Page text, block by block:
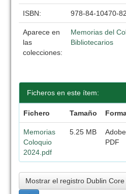
ISBN: 978-84-10470-
Aparece en
las
colecciones:
Memorias del
Bibliotecarios
Ficheros en este ítem:
Fichero Tamaño
Memorias
Coloquio
2024.pdf
5.25 MB
Adobe
PDF
Mostrar el registro Dublin